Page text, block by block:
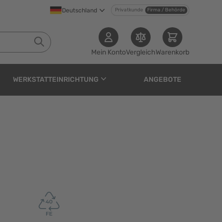
Deutschland Privatkunde Firma / Behörde
Mein KontoVergleichWarenkorb
WERKSTATTEINRICHTUNG ANGEBOTE